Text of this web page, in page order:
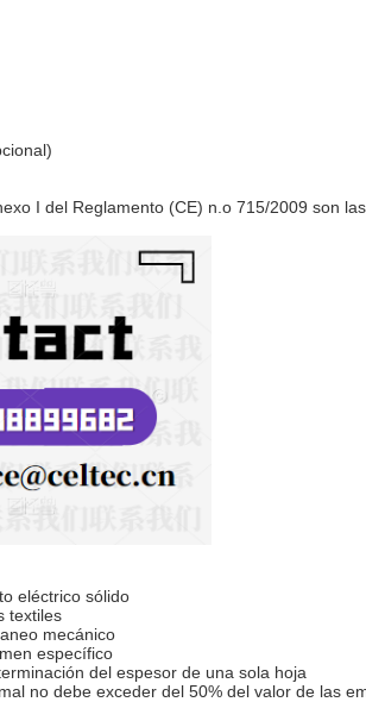
I del Reglamento (CE) n.o 715/2009 son las
eléctrico sólido
textiles
mecánico
específico
del espesor de una sola hoja
no debe exceder del 50% del valor de las